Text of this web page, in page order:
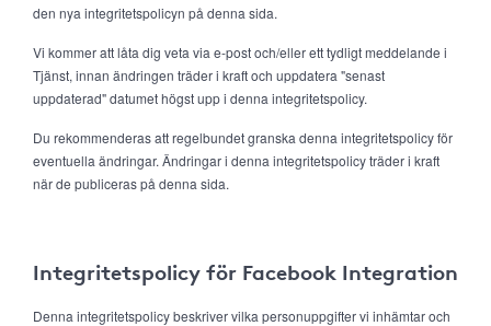
den nya integritetspolicyn på denna sida.
Vi kommer att låta dig veta via e-post och/eller ett tydligt meddelande i
Tjänst, innan ändringen träder i kraft och uppdatera "senast
uppdaterad" datumet högst upp i denna integritetspolicy.
Du rekommenderas att regelbundet granska denna integritetspolicy för
eventuella ändringar. Ändringar i denna integritetspolicy träder i kraft
när de publiceras på denna sida.
Integritetspolicy för Facebook Integration
Denna integritetspolicy beskriver vilka personuppgifter vi inhämtar och